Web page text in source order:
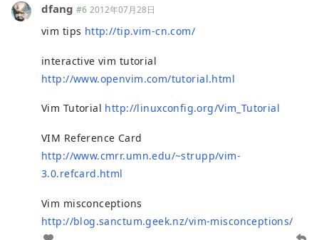
dfang #6 2012年07月28日
vim tips http://tip.vim-cn.com/
interactive vim tutorial
http://www.openvim.com/tutorial.html
Vim Tutorial http://linuxconfig.org/Vim_Tutorial
VIM Reference Card
http://www.cmrr.umn.edu/~strupp/vim-
3.0.refcard.html
Vim misconceptions
http://blog.sanctum.geek.nz/vim-misconceptions/